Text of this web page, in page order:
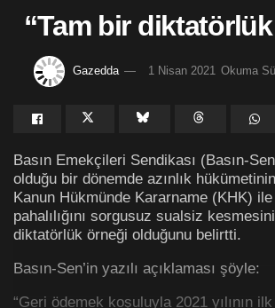
“Tam bir
Gazedda 1 Nisan 2021 Okuma
Basın Emekçileri Sendikası (Basın-
olduğu bir dönemde azınlık hükümetinin
Kanun Hükmünde Kararname (KHK)
pahalılığını sorgusuz sualsiz
diktatörlük örneği olduğunu belirtti.
Basın-Sen’in yazılı açıklaması şöyle:
“Geri ödemek koşuluyla 2021 yılının